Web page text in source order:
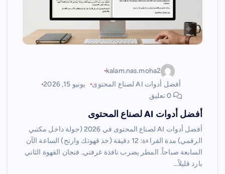
kalam.nas.moha2
أفضل أدوات AI لصناع المحتوى
يونيو 15, 2026
أفضل أدوات AI لصناع المحتوى
أفضل أدوات AI لصناع المحتوى في 2026 (جولة داخل مكتبي
الرقمي) مدة القراءة: 12 دقيقة (خذ قهوتك وارتح) الساعة الآن
السابعة صباحاً. المطر يضرب نافذة غرفتي. فنجان القهوة الثاني
بارد قليلاً…